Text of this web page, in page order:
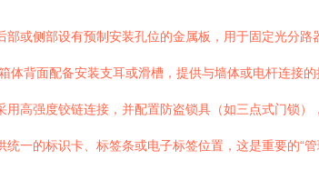
部或侧部设有预制安装孔位的金属板，用于固定光分路
箱体背面配备安装支耳或滑槽，提供与墙体或电杆连接的
用高强度铰链连接，并配置防盗锁具（如三点式门锁）
统一的标识卡、标签条或电子标签位置，这是重要的“